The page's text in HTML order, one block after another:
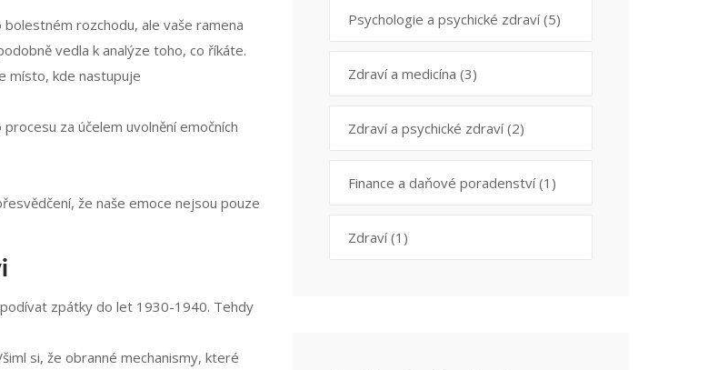
rozchodu, ale vaše ramena
vedla k analýze toho, co říkáte.
místo, kde nastupuje
za účelem uvolnění emočních
že naše emoce nejsou pouze
zpátky do let 1930-1940. Tehdy
si, že obranné mechanismy, které
Psychologie a psychické zdraví(5)
Zdraví a medicína (3)
Zdraví a psychické zdraví(2)
Finance a daňové poradenství(1)
Zdraví(1)